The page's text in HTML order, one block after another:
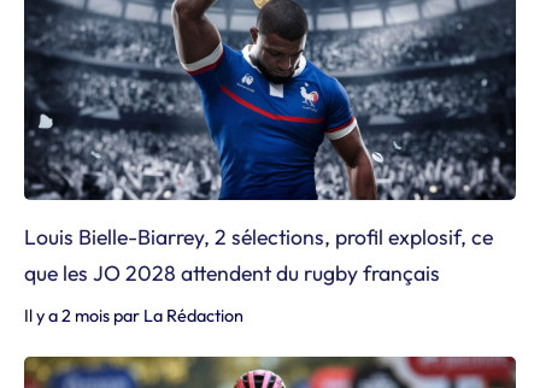
Louis Bielle-Biarrey, 2 sélections, profil explosif, ce
que les JO 2028 attendent du rugby français
Il y a 2 mois par La Rédaction